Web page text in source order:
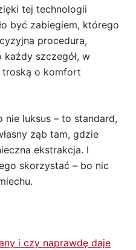
tej technologii
być zabiegiem, którego
procedura,
każdy szczegół, w
troską o komfort
luksus – to standard,
ząb tam, gdzie
ekstrakcja. I
skorzystać – bo nic
i czy naprawdę daje